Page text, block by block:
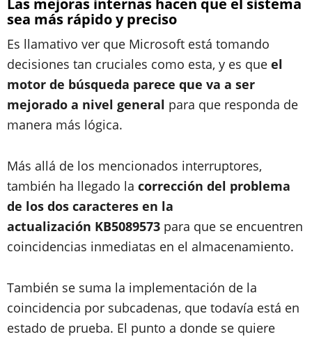
Las mejoras internas hacen que el sistema
sea más rápido y preciso
Es llamativo ver que Microsoft está tomando
decisiones tan cruciales como esta, y es que el
motor de búsqueda parece que va a ser
mejorado a nivel general para que responda de
manera más lógica.
Más allá de los mencionados interruptores,
también ha llegado la corrección del problema
de los dos caracteres en la
actualización KB5089573 para que se encuentren
coincidencias inmediatas en el almacenamiento.
También se suma la implementación de la
coincidencia por subcadenas, que todavía está en
estado de prueba. El punto a donde se quiere